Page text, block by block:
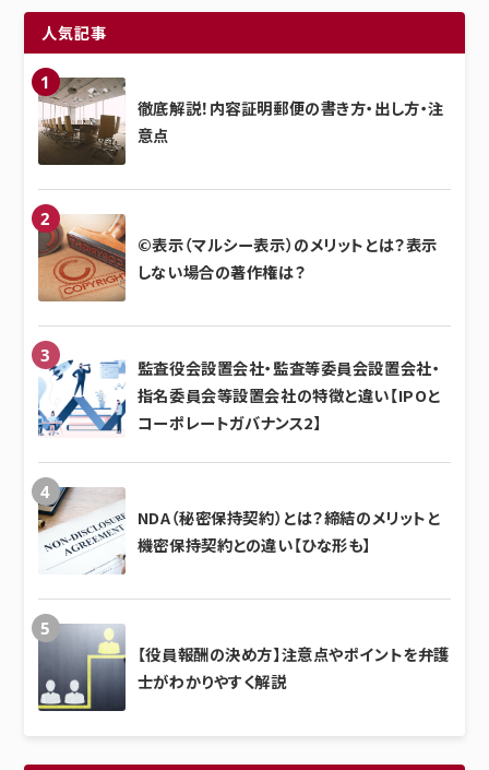
人気記事
徹底解説！内容証明郵便の書き方・出し方・注
意点
©表示（マルシー表示）のメリットとは？表示
しない場合の著作権は？
監査役会設置会社・監査等委員会設置会社・
指名委員会等設置会社の特徴と違い【IPOと
コーポレートガバナンス2】
NDA（秘密保持契約）とは？締結のメリットと
機密保持契約との違い【ひな形も】
【役員報酬の決め方】注意点やポイントを弁護
士がわかりやすく解説